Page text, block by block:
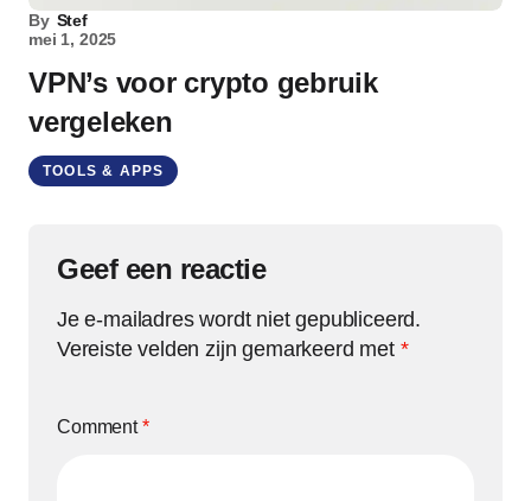
By Stef
mei 1, 2025
VPN’s voor crypto gebruik
vergeleken
TOOLS & APPS
Geef een reactie
Je e-mailadres wordt niet gepubliceerd.
Vereiste velden zijn gemarkeerd met *
Comment*